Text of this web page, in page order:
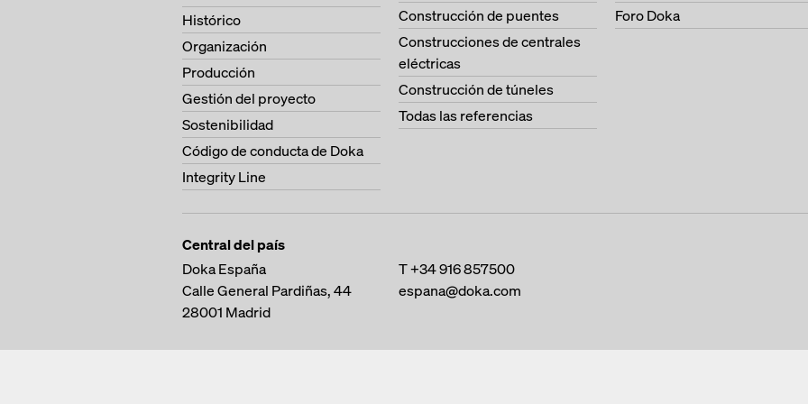
Histórico
Organización
Producción
Gestión del proyecto
Sostenibilidad
Código de conducta de Doka
Integrity Line
Construcción de puentes
Construcciones de centrales
eléctricas
Construcción de túneles
Todas las referencias
Foro Doka
Central del país
Doka España
Calle General Pardiñas, 44
28001 Madrid
T+34 916 857500
espana@doka.com